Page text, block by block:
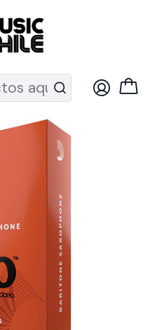
encontrar en el MUT
Vientos